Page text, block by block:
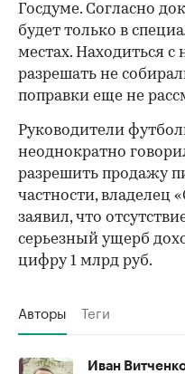
Госдуме. Согласно
будет только в
местах. Находиться с
разрешать не
поправки еще не
Руководители
неоднократно
разрешить продажу
частности, владелец
заявил, что
серьезный ущерб
цифру 1 млрд руб.
Авторы Теги
Иван